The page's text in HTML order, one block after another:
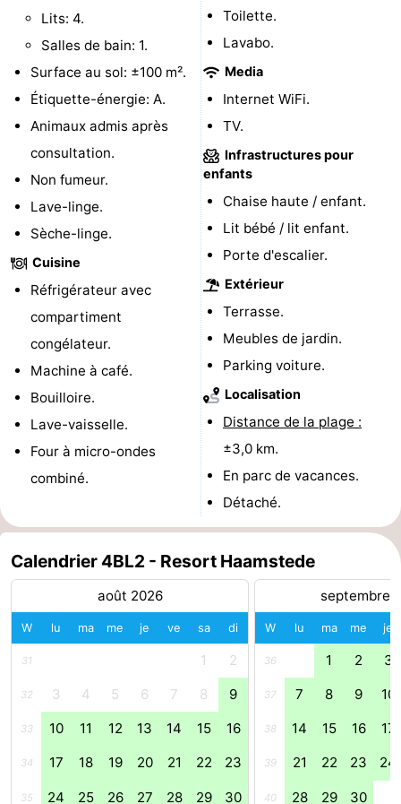
Moulins
Points
de
vue
Attractions
-
Croisières
Terrains
de
jeux
-
Aires
de
intérieures
-
Bowling
-
mini-
golf
bien-
être
Villages
villes
Nature
Visites
guidées
Piscines
-
du
Randonnée
Terrains
golf
Peche
Lits: 4.
Salles de bain: 1.
Surface au sol: ±100 m².
Étiquette-énergie: A.
Animaux admis après
consultation.
Non fumeur.
Lave-linge.
Sèche-linge.
Cuisine
Réfrigérateur avec
compartiment
congélateur.
Machine à café.
Bouilloire.
Lave-vaisselle.
Four à micro-ondes
combiné.
Toilette.
Lavabo.
Media
Internet WiFi.
TV.
Infrastructures pour
enfants
Chaise haute / enfant.
Lit bébé / lit enfant.
Porte d'escalier.
Extérieur
Terrasse.
Meubles de jardin.
Parking voiture.
Localisation
Distance de la plage :
±3,0 km.
En parc de vacances.
Détaché.
Calendrier 4BL2 - Resort Haamstede
août 2026
W lu ma me je ve sa di
31 1 2
32 3 4 5 6 7 8 9
33 10 11 12 13 14 15 16
34 17 18 19 20 21 22 23
35 24 25 26 27 28 29 30
septembre
W lu ma me je
36 1 2 3
37 7 8 9 10
38 14 15 16 17
39 21 22 23 24
40 28 29 30